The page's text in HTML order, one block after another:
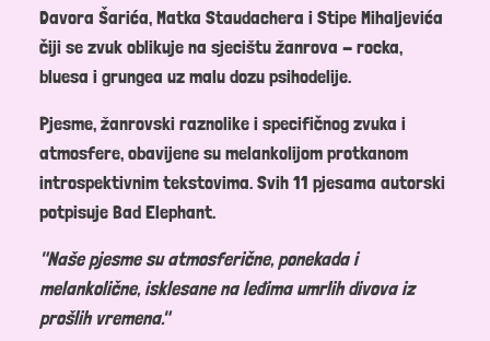
Davora Šarića, Matka Staudachera i Stipe Mihaljevića
čiji se zvuk oblikuje na sjecištu žanrova - rocka,
bluesa i grungea uz malu dozu psihodelije.
Pjesme, žanrovski raznolike i specifičnog zvuka i
atmosfere, obavijene su melankolijom protkanom
introspektivnim tekstovima. Svih 11 pjesama autorski
potpisuje Bad Elephant.
"Naše pjesme su atmosferične, ponekada i
melankolične, isklesane na leđima umrlih divova iz
prošlih vremena."